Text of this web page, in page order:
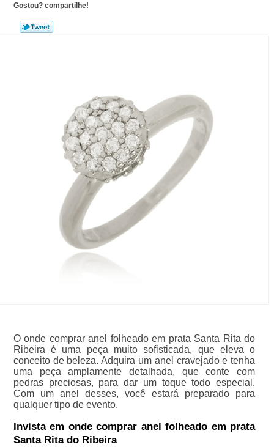
Gostou? compartilhe!
O onde comprar anel folheado em prata Santa Rita do
Ribeira é uma peça muito sofisticada, que eleva o
conceito de beleza. Adquira um anel cravejado e tenha
uma peça amplamente detalhada, que conte com
pedras preciosas, para dar um toque todo especial.
Com um anel desses, você estará preparado para
qualquer tipo de evento.
Invista em onde comprar anel folheado em prata
Santa Rita do Ribeira